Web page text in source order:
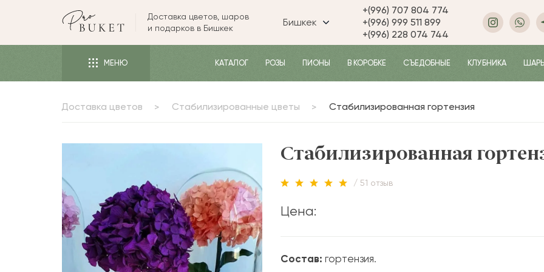
ЦВЕТЫ
РОЗЫ
ПИОНЫ
БУКЕТЫ
ФОРМА И УПАКОВКА
СЪЕДОБНЫЕ БУКЕТЫ
КОМНАТНЫЕ ЦВЕТЫ
ПОДАРКИ
Доставка цветов, шаров
и подарков в Бишкек
Бишкек
+(996) 707 804 774
+(996) 999 511 899
+(996) 228 074 744
МЕНЮ КАТАЛОГ РОЗЫ ПИОНЫ В КОРОБКЕ СЪЕДОБНЫЕ КЛУБНИКА
Доставка цветов Стабилизированные цветы Стабилизированная гортензия
Стабилизированная
/ 51 отзыв
Цена:
Состав: гортензия.